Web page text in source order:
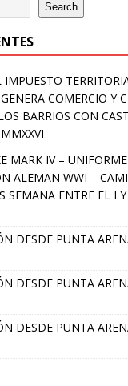
Search
COMERCIO Y
BARRIOS CON
MARK IV –
ALEMAN WWI –
SEMANA ENTRE EL I
DESDE PUNTA
DESDE PUNTA
DESDE PUNTA